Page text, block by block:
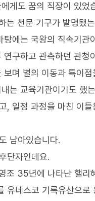
게도 꿈의 직장이 있었
는 천문 기구가 발명됐
에는 국왕의 직속기관
구하고 관측하던 관청
며 별의 이동과 특이
는 교육기관이기도 했
, 일정 과정을 마친 이
남아있습니다.
단자인데요.
조 35년에 나타난 핼리
유네스코 기록유산으